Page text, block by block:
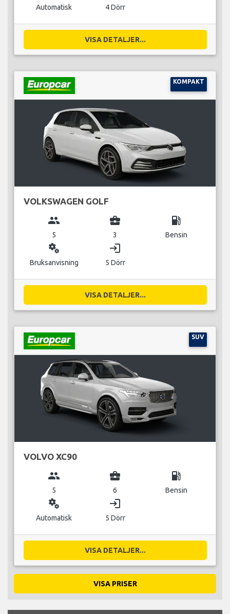
Automatisk 4 Dörr
VISA DETALJER...
KOMPAKT
VOLKSWAGEN GOLF
group
5
business_center
3
local_gas_station
Bensin
miscellaneous_services
Bruksanvisning
login
5 Dörr
VISA DETALJER...
SUV
VOLVO XC90
group
5
business_center
6
local_gas_station
Bensin
miscellaneous_services
Automatisk
login
5 Dörr
VISA DETALJER...
VISA PRISER